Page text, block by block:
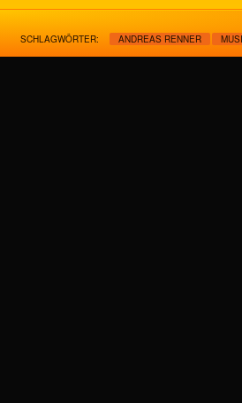
SCHLAGWÖRTER: ANDREAS RENNER